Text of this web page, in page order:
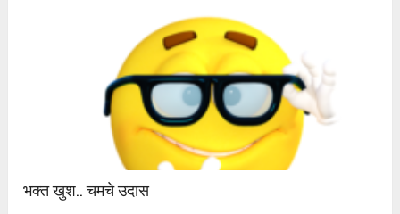
भक्त खुश.. चमचे उदास